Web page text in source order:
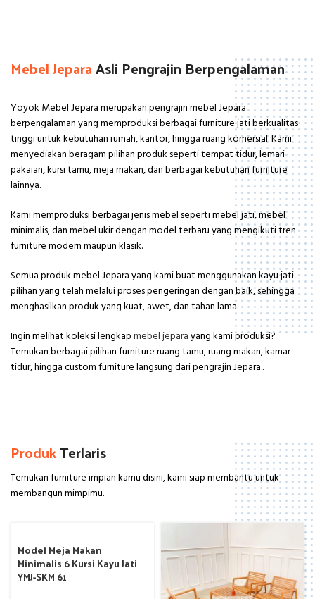
Legalitas Sertifikasi Kayu
Mebel JeparaAsli Pengrajin Berpengalaman
Yoyok Mebel Jepara merupakan pengrajin mebel Jepara
berpengalaman yang memproduksi berbagai furniture jati berkualitas
tinggi untuk kebutuhan rumah, kantor, hingga ruang komersial. Kami
menyediakan beragam pilihan produk seperti tempat tidur, lemari
pakaian, kursi tamu, meja makan, dan berbagai kebutuhan furniture
lainnya.
Kami memproduksi berbagai jenis mebel sepertimebel jati, mebel
minimalis, dan mebel ukir dengan model terbaru yang mengikuti tren
furniture modern maupun klasik.
Semua produk mebel Jepara yang kami buat menggunakan kayu jati
pilihan yang telah melalui proses pengeringan dengan baik, sehingga
menghasilkan produk yang kuat, awet, dan tahan lama.
Ingin melihat koleksi lengkapmebel jeparayang kami produksi?
Temukan berbagai pilihan furniture ruang tamu, ruang makan, kamar
tidur, hingga custom furniture langsung dari pengrajin Jepara..
ProdukTerlaris
Temukan furniture impian kamu disini, kami siap membantu untuk
membangun mimpimu.
Model Meja Makan
Minimalis 6 Kursi Kayu Jati
YMJ-SKM 61